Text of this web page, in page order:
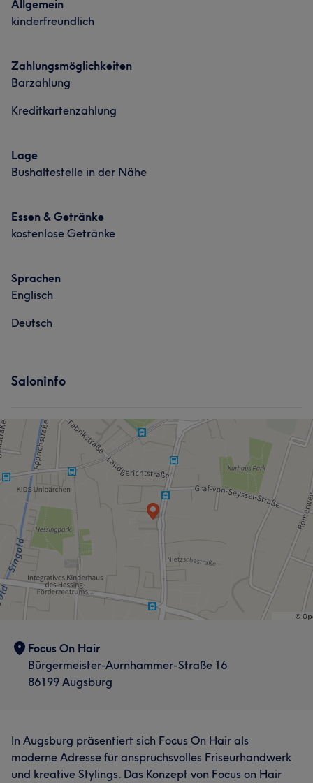
Allgemein
kinderfreundlich
Zahlungsmöglichkeiten
Barzahlung
Kreditkartenzahlung
Lage
Bushaltestelle in der Nähe
Essen & Getränke
kostenlose Getränke
Sprachen
Englisch
Deutsch
Saloninfo
Focus On Hair
Bürgermeister-Aurnhammer-Straße 16
86199 Augsburg
In Augsburg präsentiert sich Focus On Hair als
moderne Adresse für anspruchsvolles Friseurhandwerk
und kreative Stylings. Das Konzept von Focus on Hair